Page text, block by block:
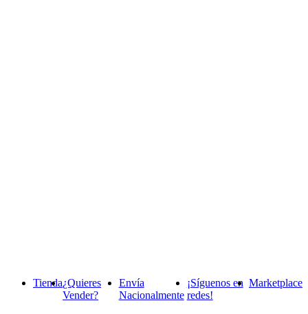
Tienda¿Quieres
Vender?
Envía
Nacionalmente
¡Síguenos en
redes!
Marketplace